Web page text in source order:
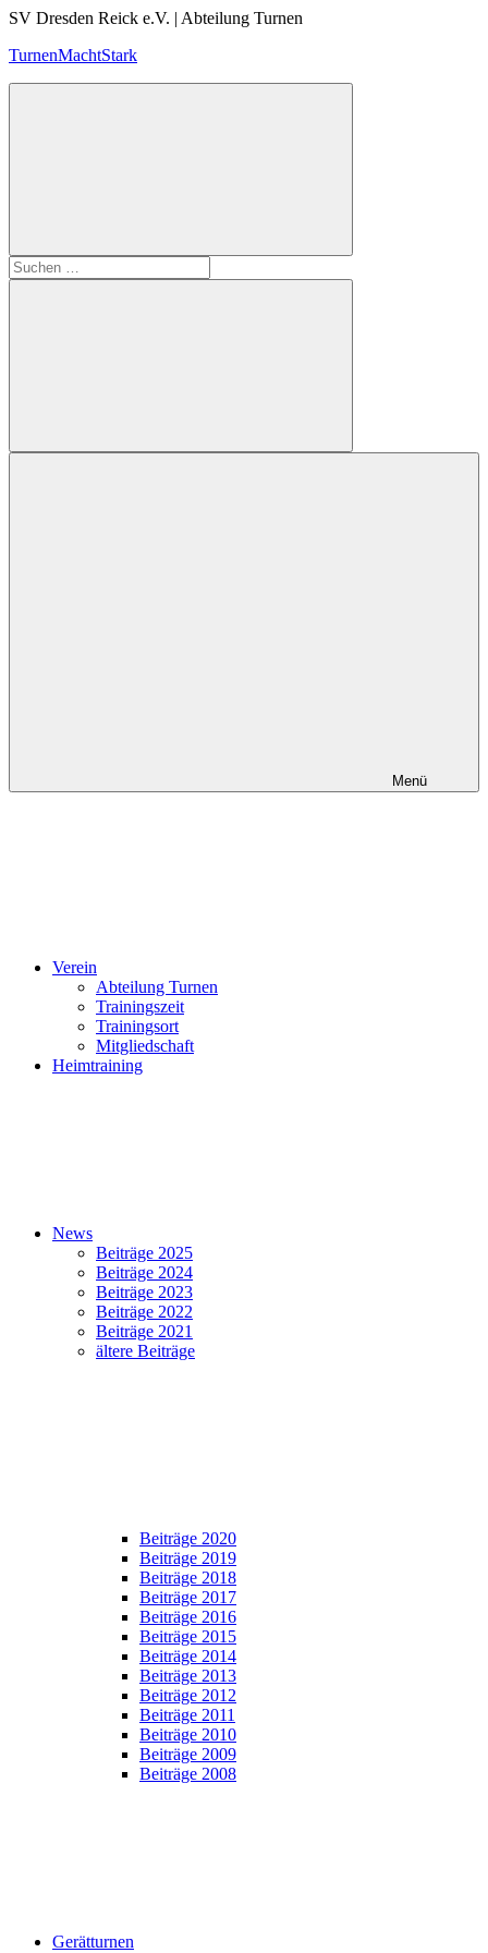
Zum
springen
SV Dresden Reick e.V. | Abteilung Turnen
TurnenMachtStark
Suchen
nach:
Suchen
Menü
Verein
Abteilung Turnen
Trainingszeit
Trainingsort
Mitgliedschaft
Heimtraining
News
Beiträge 2025
Beiträge 2024
Beiträge 2023
Beiträge 2022
Beiträge 2021
ältere Beiträge
Beiträge 2020
Beiträge 2019
Beiträge 2018
Beiträge 2017
Beiträge 2016
Beiträge 2015
Beiträge 2014
Beiträge 2013
Beiträge 2012
Beiträge 2011
Beiträge 2010
Beiträge 2009
Beiträge 2008
Gerätturnen